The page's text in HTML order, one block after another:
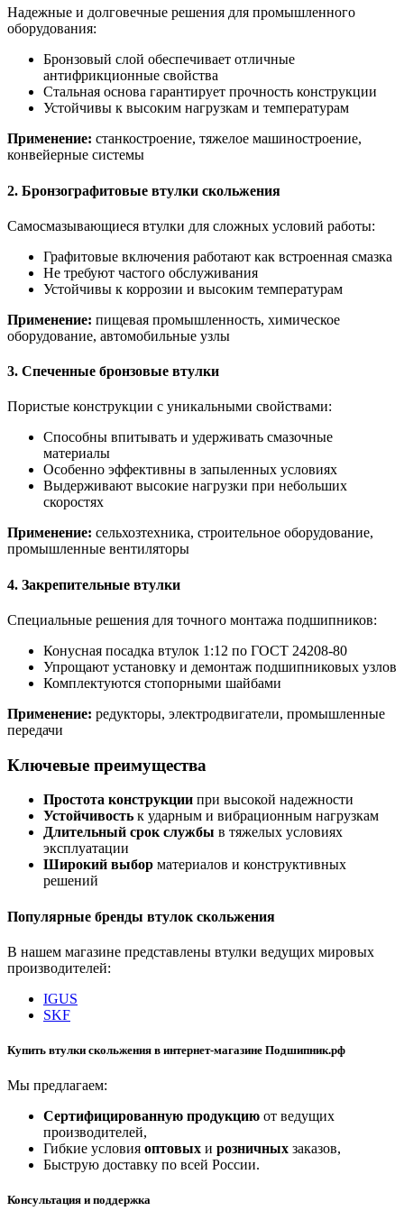
Надежные и долговечные решения для промышленного
оборудования:
Бронзовый слой обеспечивает отличные
антифрикционные свойства
Стальная основа гарантирует прочность конструкции
Устойчивы к высоким нагрузкам и температурам
Применение: станкостроение, тяжелое машиностроение,
конвейерные системы
2. Бронзографитовые втулки скольжения
Самосмазывающиеся втулки для сложных условий работы:
Графитовые включения работают как встроенная смазка
Не требуют частого обслуживания
Устойчивы к коррозии и высоким температурам
Применение: пищевая промышленность, химическое
оборудование, автомобильные узлы
3. Спеченные бронзовые втулки
Пористые конструкции с уникальными свойствами:
Способны впитывать и удерживать смазочные
материалы
Особенно эффективны в запыленных условиях
Выдерживают высокие нагрузки при небольших
скоростях
Применение: сельхозтехника, строительное оборудование,
промышленные вентиляторы
4. Закрепительные втулки
Специальные решения для точного монтажа подшипников:
Конусная посадка втулок 1:12 по ГОСТ 24208-80
Упрощают установку и демонтаж подшипниковых узлов
Комплектуются стопорными шайбами
Применение: редукторы, электродвигатели, промышленные
передачи
Ключевые преимущества
Простота конструкции при высокой надежности
Устойчивость к ударным и вибрационным нагрузкам
Длительный срок службы в тяжелых условиях
эксплуатации
Широкий выбор материалов и конструктивных
решений
Популярные бренды втулок скольжения
В нашем магазине представлены втулки ведущих мировых
производителей:
IGUS
SKF
Купить втулки скольжения в интернет-магазине Подшипник.рф
Мы предлагаем:
Сертифицированную продукцию от ведущих
производителей,
Гибкие условия оптовых и розничных заказов,
Быструю доставку по всей России.
Консультация и поддержка